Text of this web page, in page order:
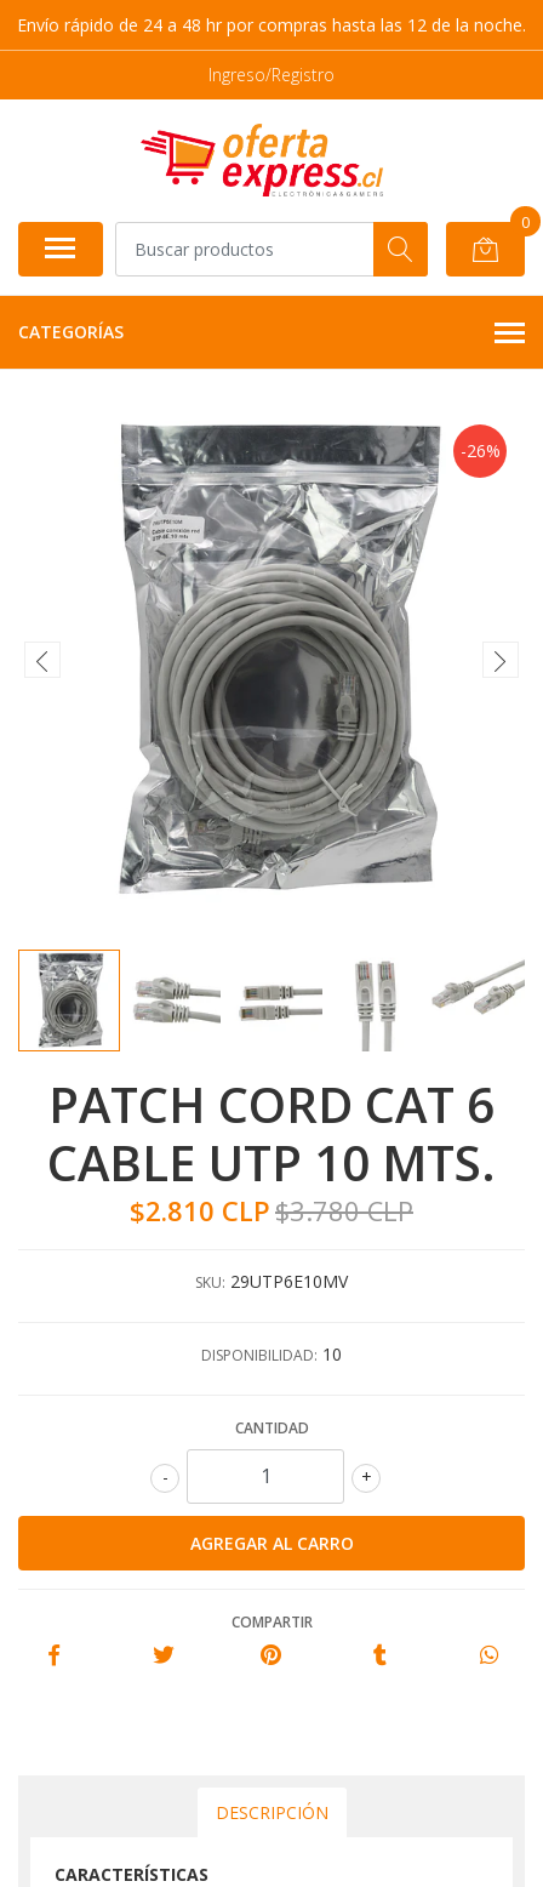
Envío rápido de 24 a 48 hr por compras hasta las 12 de la noche.
Ingreso/Registro
0
CATEGORÍAS
-26%
PATCH CORD CAT 6
CABLE UTP 10 MTS.
$2.810 CLP$3.780 CLP
SKU: 29UTP6E10MV
DISPONIBILIDAD: 10
CANTIDAD
+
-
COMPARTIR
DESCRIPCIÓN
CARACTERÍSTICAS